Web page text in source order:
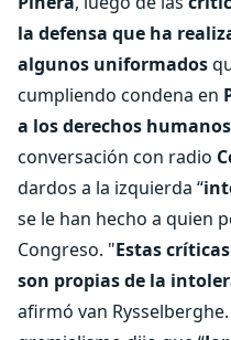
la defensa que ha
algunos uniformados
cumpliendo condena en
a los derechos humanos
conversación con radio
dardos a la izquierda “
se le han hecho a quien
Congreso. "Estas
son propias de la
afirmó van